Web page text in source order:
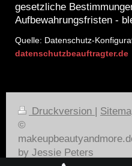
gesetzliche
Aufbewahrungsfristen -
Quelle: Datenschutz-
datenschutzbeauftragter.de
Druckversion
©
by Jessie Peters